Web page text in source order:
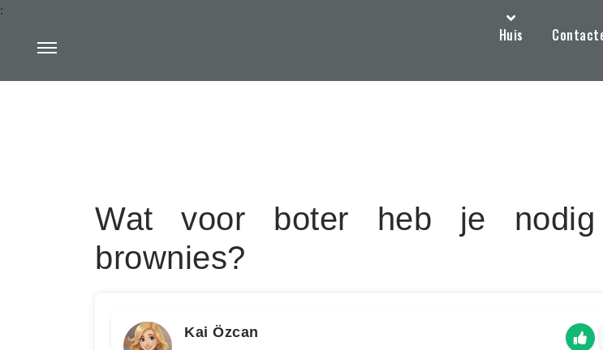
Huis
:
Wat voor boter heb je
brownies?
Kai Özcan